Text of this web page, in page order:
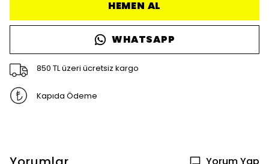
HEMEN AL
WHATSAPP
850 TL üzeri ücretsiz kargo
Kapıda Ödeme